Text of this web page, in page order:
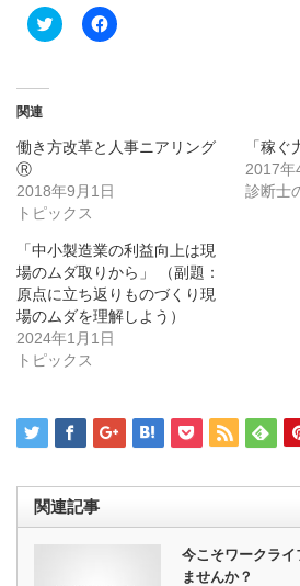
ク
リ
有
い
ウ
ィ
ド
ウ
で
開
き
ま
す)
Facebook
で
リ
し
さ
い
(新
し
い
ウ
ィ
ン
き
ま
す)
関連
働き方改革と人事ニアリング
Ⓡ
2018年9月1日
トピックス
「稼
2017年
診断士
「中小製造業の利益向上は現
場のムダ取りから」 （副題：
原点に立ち返りものづくり現
場のムダを理解しよう）
2024年1月1日
トピックス
関連記事
今こそワークラ
ませんか？